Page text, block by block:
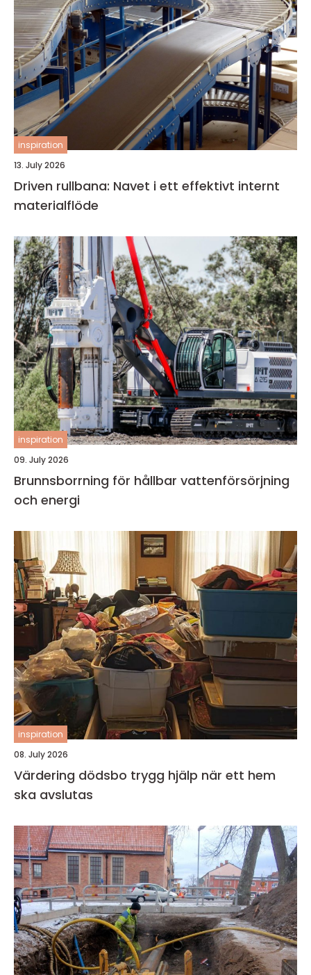
inspiration
13. July 2026
Driven rullbana: Navet i ett effektivt internt
materialflöde
inspiration
09. July 2026
Brunnsborrning för hållbar vattenförsörjning
och energi
inspiration
08. July 2026
Värdering dödsbo trygg hjälp när ett hem
ska avslutas